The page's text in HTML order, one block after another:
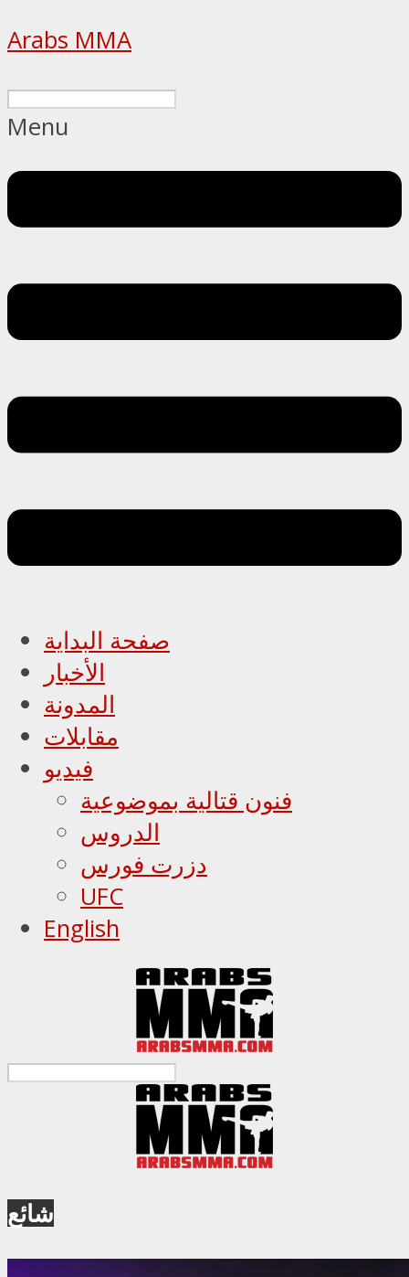
Arabs MMA
Menu
صفحة البداية
الأخبار
المدونة
مقابلات
فيديو
فنون قتالية بموضوعية
الدروس
دزرت فورس
UFC
English
شائع